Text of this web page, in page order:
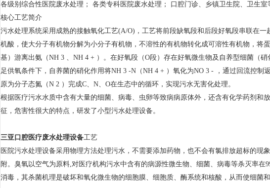
各级别综合性医院废水处理； 各类专科医院废水处理； 口腔门诊、乡镇卫生院、卫生室
核心工艺简介
污水处理系统采用成熟的接触氧化工艺(A/O)，工艺将前段缺氧段和后段好氧段串联在
机酸，使大分子有机物分解为小分子有机物，不溶性的有机物转化成可溶性有机物，将
基）游离出氨（NH 3 、NH 4 + ）。在好氧段（O段）存在好氧微生物及自养型细菌（
足供氧条件下，自养菌的硝化作用将NH 3 -N（NH 4 + ）氧化为NO 3 - ，通过回流控
原为分子态氮（N 2 ）完成C、N、O在生态中的循环，实现污水无害化处理。
根据医疗污水水质中含有大量的细菌、病毒、虫卵等致病病原体外，还含有化学药剂和
征，危害性很大的特点，研发了小型污水处理设备。
三亚口腔医疗废水处理设备工艺
医院污水处理设备采用物理方法处理污水，不需要添加药物，也不会有氯排放超标的现
附。臭氧以空气为原料,对医疗机构污水中含有的病源性微生物、细菌、病毒等杀灭率
消毒，其杀菌机理是破坏和氧化微生物的细胞膜、细胞质、酶系统和核酸，从而使细菌和